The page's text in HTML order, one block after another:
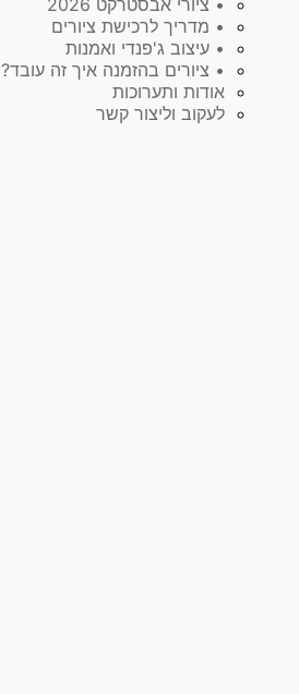
• ציורי אבסטרקט 2026
• מדריך לרכישת ציורים
• עיצוב ג'פנדי ואמנות
• ציורים בהזמנה איך זה עובד?
אודות ותערוכות
לעקוב וליצור קשר